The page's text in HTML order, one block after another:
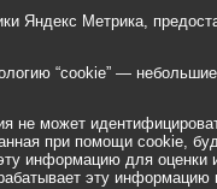
Яндекс Метрика,
“cookie” —
не может
при помощи cookie,
информацию для оценки
эту